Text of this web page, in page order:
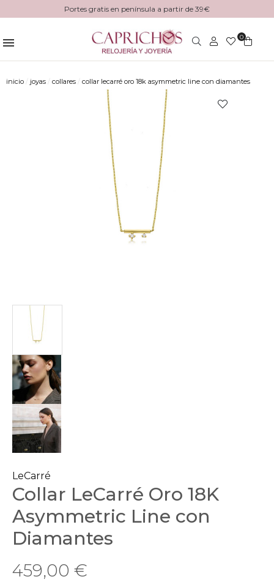
Portes gratis en península a partir de 39€
0
inicio joyas collares collar lecarré oro 18k asymmetric line con diamantes
LeCarré
Collar LeCarré Oro 18K
Asymmetric Line con
Diamantes
459,00 €